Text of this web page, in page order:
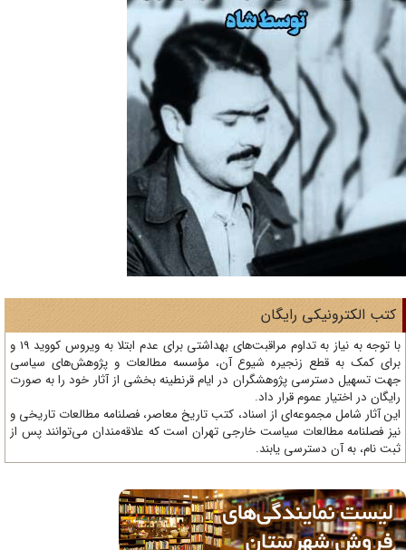
الکترونیکی رایگان
با توجه به نیاز به تداوم مراقبت‌های بهداشتی برای عدم ابتلا به ویروس کووید 19 و
کمک به قطع زنجیره شیوع آن، مؤسسه مطالعات و پژوهش‌های سیاسی
تسهیل دسترسی پژوهشگران در ایام قرنطینه بخشی از آثار خود را به صورت
در اختیار عموم قرار داد.
آثار شامل مجموعه‌ای از اسناد، کتب تاریخ معاصر، فصلنامه‌ مطالعات تاریخی و
فصلنامه مطالعات سیاست خارجی تهران است که علاقه‌مندان می‌توانند پس از
نام، به آن دسترسی یابند.